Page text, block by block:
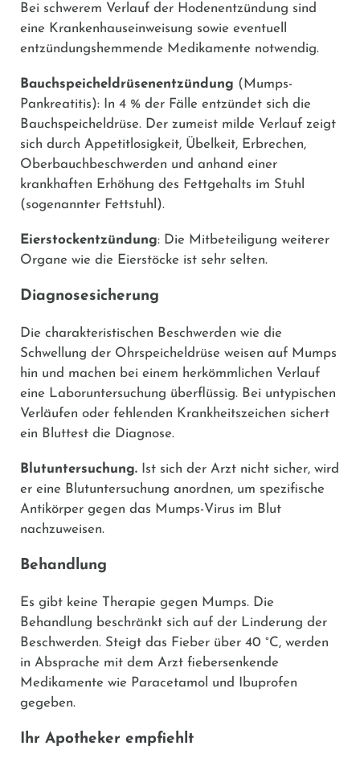
Bei schwerem Verlauf der Hodenentzündung sind
eine Krankenhauseinweisung sowie eventuell
entzündungshemmende Medikamente notwendig.
Bauchspeicheldrüsenentzündung (Mumps-
Pankreatitis): In 4 % der Fälle entzündet sich die
Bauchspeicheldrüse. Der zumeist milde Verlauf zeigt
sich durch Appetitlosigkeit, Übelkeit, Erbrechen,
Oberbauchbeschwerden und anhand einer
krankhaften Erhöhung des Fettgehalts im Stuhl
(sogenannter Fettstuhl).
Eierstockentzündung: Die Mitbeteiligung weiterer
Organe wie die Eierstöcke ist sehr selten.
Diagnosesicherung
Die charakteristischen Beschwerden wie die
Schwellung der Ohrspeicheldrüse weisen auf Mumps
hin und machen bei einem herkömmlichen Verlauf
eine Laboruntersuchung überflüssig. Bei untypischen
Verläufen oder fehlenden Krankheitszeichen sichert
ein Bluttest die Diagnose.
Blutuntersuchung. Ist sich der Arzt nicht sicher, wird
er eine Blutuntersuchung anordnen, um spezifische
Antikörper gegen das Mumps-Virus im Blut
nachzuweisen.
Behandlung
Es gibt keine Therapie gegen Mumps. Die
Behandlung beschränkt sich auf der Linderung der
Beschwerden. Steigt das Fieber über 40 °C, werden
in Absprache mit dem Arzt fiebersenkende
Medikamente wie Paracetamol und
Ibuprofen
gegeben.
Ihr Apotheker empfiehlt